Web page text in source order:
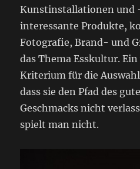
Kunstinstallationen und
interessante Produkte,
Fotografie, Brand- und
das Thema Esskultur.
Kriterium für die
dass sie den Pfad des
Geschmacks nicht
spielt man nicht.